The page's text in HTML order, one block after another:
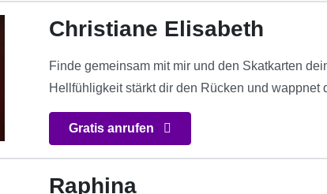
Christiane Elisabeth
Finde gemeinsam mit mir und den Skatkarten
Hellfühligkeit stärkt dir den Rücken und wappnet
Gratis anrufen
Raphina